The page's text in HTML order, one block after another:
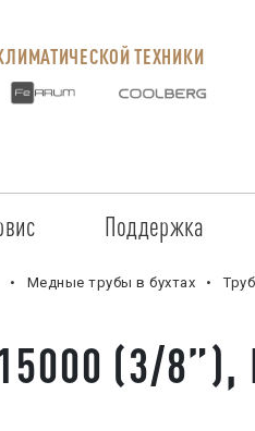
ТЕХНИКИ
услуги
Поддержка
Регистрация
Документация
Медные трубы в бухтах
(3/8”),